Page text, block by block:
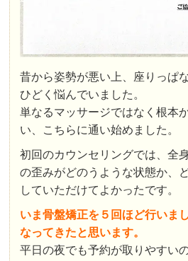
昔から姿勢が悪い上、座りっぱ
ひどく悩んでいました。
単なるマッサージではなく根本
い、こちらに通い始めました。
初回のカウンセリングでは、全
の歪みがどのうような状態か、
していただけてよかったです。
いま骨盤矯正を５回ほど行いま
なってきたと思います。
平日の夜でも予約が取りやすい